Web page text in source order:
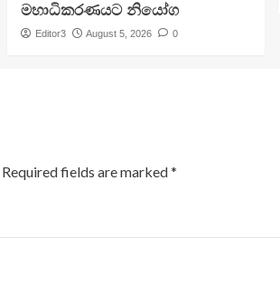
මහාධිකරණයට නියෝග
Editor3 August 5, 2026 0
Required fields are marked*